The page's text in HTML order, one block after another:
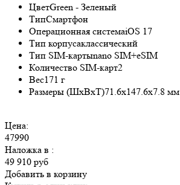
ЦветGreen - Зеленый
ТипСмартфон
Операционная системаiOS 17
Тип корпусаклассический
Тип SIM-картыnano SIM+eSIM
Количество SIM-карт2
Вес171 г
Размеры (ШxВxТ)71.6x147.6x7.8 мм
Цена:
47990
Наложка в :
49 910 руб
Добавить в корзину